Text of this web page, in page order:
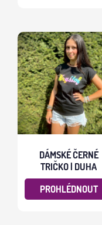
DÁMSKÉ ČERNÉ
TRIČKO | DUHA
PROHLÉDNOUT